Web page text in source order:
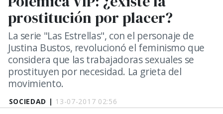
SOCIEDAD | 13-07-2017 02:56
prostitución por placer?
La serie "Las Estrellas", con el personaje de
Justina Bustos, revolucionó el feminismo que
considera que las trabajadoras sexuales se
prostituyen por necesidad. La grieta del
movimiento.